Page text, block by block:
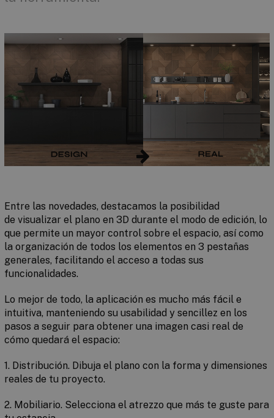
Entre las novedades, destacamos la posibilidad
de visualizar el plano en 3D durante el modo de edición, lo
que permite un mayor control sobre el espacio, así como
la organización de todos los elementos en 3 pestañas
generales, facilitando el acceso a todas sus
funcionalidades.
Lo mejor de todo, la aplicación es mucho más fácil e
intuitiva, manteniendo su usabilidad y sencillez en los
pasos a seguir para obtener una imagen casi real de
cómo quedará el espacio:
1. Distribución. Dibuja el plano con la forma y dimensiones
reales de tu proyecto.
2. Mobiliario. Selecciona el atrezzo que más te guste para